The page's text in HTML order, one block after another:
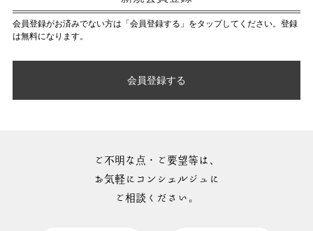
会員登録がお済みでない方は「会員登録する」をタップしてください。登録
は無料になります。
会員登録する
ご不明な点・ご要望等は、
お気軽にコンシェルジュに
ご相談ください。